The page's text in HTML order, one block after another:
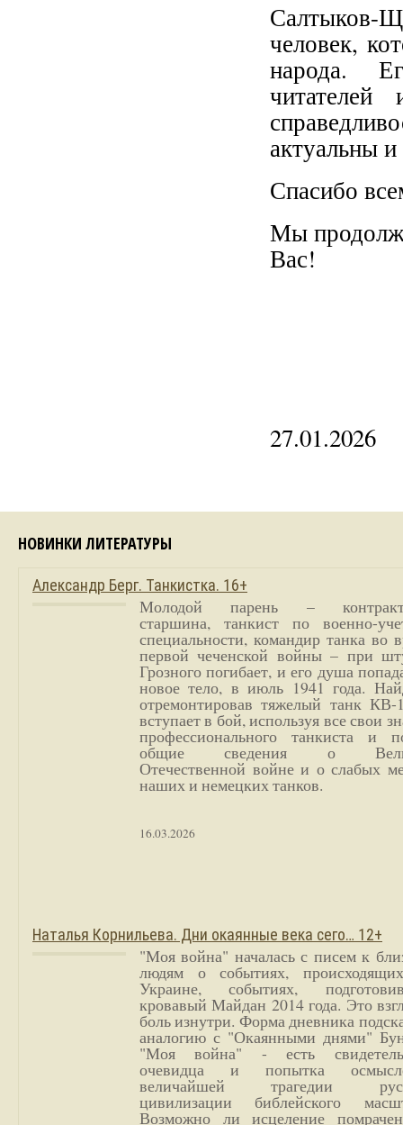
человек,
народа.
актуальны
Спасибо
Мы
Вас!
27.01.2026
НОВИНКИ ЛИТЕРАТУРЫ
Александр Берг. Танкистка. 16+
Молодой парень –
старшина, танкист по военно-
специальности, командир танка во
первой чеченской войны – при
Грозного погибает, и его душа
новое тело, в июль 1941 года.
отремонтировав тяжелый танк
вступает в бой, используя все свои
профессионального танкиста и
общие сведения о
Отечественной войне и о слабых
наших и немецких танков.
16.03.2026
Наталья Корнильева. Дни окаянные века сего… 12+
"Моя война" началась с писем к
людям о событиях,
Украине, событиях,
кровавый Майдан 2014 года. Это
боль изнутри. Форма дневника
аналогию с "Окаянными днями"
"Моя война" - есть
очевидца и попытка
величайшей трагедии
цивилизации библейского
Возможно ли исцеление